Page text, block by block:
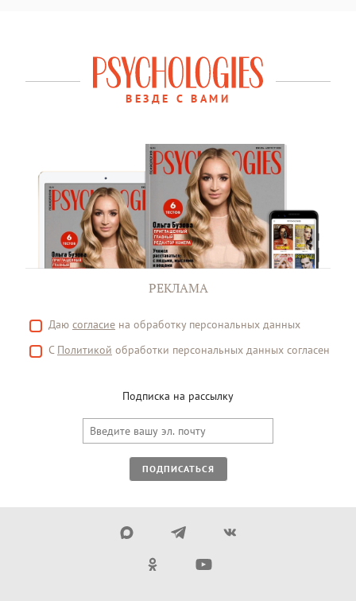
ВЕЗДЕ С ВАМИ
РЕКЛАМА
Даю согласие на обработку персональных данных
С Политикой обработки персональных данных согласен
Подписка на рассылку
ПОДПИСАТЬСЯ